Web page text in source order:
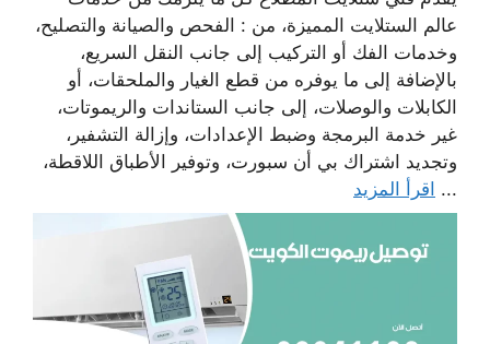
عالم الستلايت المميزة، من : الفحص والصيانة والتصليح،
وخدمات الفك أو التركيب إلى جانب النقل السريع،
بالإضافة إلى ما يوفره من قطع الغيار والملحقات، أو
الكابلات والوصلات، إلى جانب الستاندات والريموتات،
غير خدمة البرمجة وضبط الإعدادات، وإزالة التشفير،
وتجديد اشتراك بي أن سبورت، وتوفير الأطباق اللاقطة،
... اقرأ المزيد